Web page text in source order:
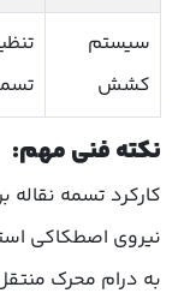
سیستم
کشش
نکته فنی مهم:
کارکرد تسمه
نیروی اصطکاکی
به درام محرک